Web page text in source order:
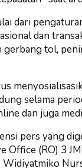
dari
dan
tol,
selama
dan juga
pers yang
Office (RO) 3
Widiyatmiko